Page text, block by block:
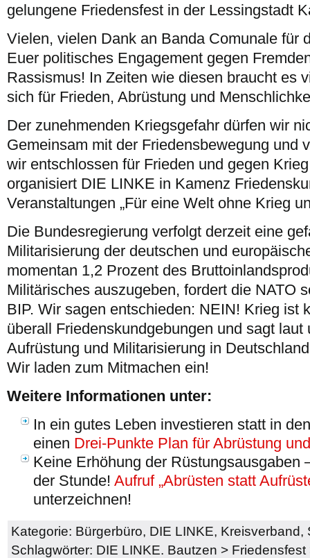
gelungene Friedensfest in der Lessingstadt
Vielen, vielen Dank an Banda Comunale für
Euer politisches Engagement gegen
Rassismus! In Zeiten wie diesen braucht es
sich für Frieden, Abrüstung und
Der zunehmenden Kriegsgefahr dürfen wir
Gemeinsam mit der Friedensbewegung und
wir entschlossen für Frieden und gegen
organisiert DIE LINKE in Kamenz
Veranstaltungen „Für eine Welt ohne Krieg
Die Bundesregierung verfolgt derzeit eine
Militarisierung der deutschen und
momentan 1,2 Prozent des
Militärisches auszugeben, fordert die NATO
BIP. Wir sagen entschieden: NEIN! Krieg ist
überall Friedenskundgebungen und sagt
Aufrüstung und Militarisierung in
Wir laden zum Mitmachen ein!
Weitere Informationen unter:
In ein gutes Leben investieren statt in
einen Drei-Punkte Plan für Abrüstung
Keine Erhöhung der Rüstungsausgaben
der Stunde! Aufruf „Abrüsten statt
unterzeichnen!
Kategorie: Bürgerbüro, DIE LINKE, Kreisverband,
Schlagwörter: DIE LINKE. Bautzen > Friedensfest